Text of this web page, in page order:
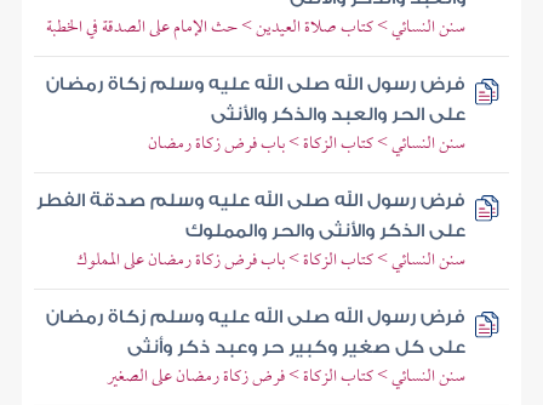
سنن النسائي > كتاب صلاة العيدين > حث الإمام على الصدقة في الخطبة
فرض رسول الله صلى الله عليه وسلم زكاة رمضان
على الحر والعبد والذكر والأنثى
سنن النسائي > كتاب الزكاة > باب فرض زكاة رمضان
فرض رسول الله صلى الله عليه وسلم صدقة الفطر
على الذكر والأنثى والحر والمملوك
سنن النسائي > كتاب الزكاة > باب فرض زكاة رمضان على المملوك
فرض رسول الله صلى الله عليه وسلم زكاة رمضان
على كل صغير وكبير حر وعبد ذكر وأنثى
سنن النسائي > كتاب الزكاة > فرض زكاة رمضان على الصغير